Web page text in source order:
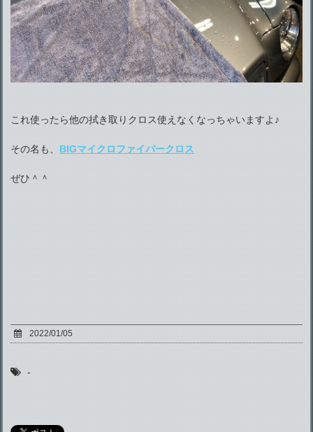
これ使ったら他の拭き取りクロス使えなくなっちゃいますよ♪
その名も、 BIGマイクロファイバークロス
ぜひ＾＾
2022/01/05
-